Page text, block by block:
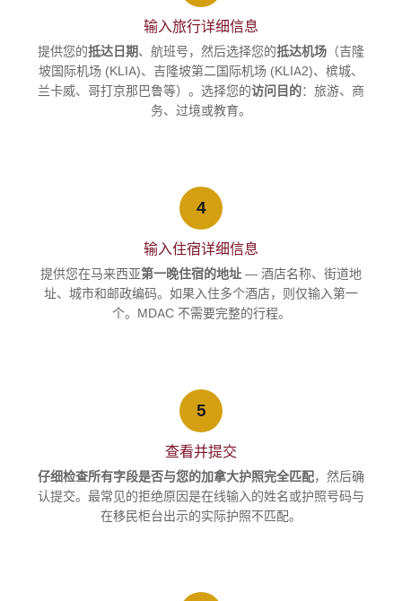
输入旅行详细信息
提供您的抵达日期、航班号，然后选择您的抵达机场 （吉隆
坡国际机场 (KLIA)、吉隆坡第二国际机场 (KLIA2)、槟城、
兰卡威、哥打京那巴鲁等）。选择您的访问目的：旅游、商
务、过境或教育。
4
输入住宿详细信息
提供您在马来西亚第一晚住宿的地址 — 酒店名称、街道地
址、城市和邮政编码。如果入住多个酒店，则仅输入第一
个。MDAC 不需要完整的行程。
5
查看并提交
仔细检查所有字段是否与您的加拿大护照完全匹配，然后确
认提交。最常见的拒绝原因是在线输入的姓名或护照号码与
在移民柜台出示的实际护照不匹配。